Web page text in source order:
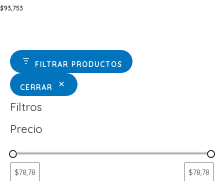
FILTRAR PRODUCTOS
CERRAR
Filtros
Precio
$93,753